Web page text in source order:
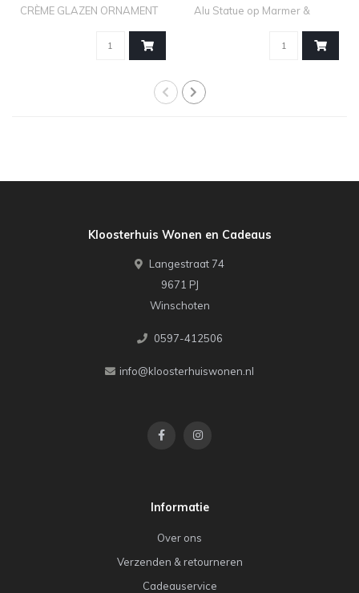
CRÈME GLAZEN ORNAMENT
Alu Statue op Marmer &
Kloosterhuis Wonen en Cadeaus
Langestraat 74
9671 PJ
Winschoten
0597-412506
info@kloosterhuiswonen.nl
Informatie
Over ons
Verzenden & retourneren
Cadeauservice